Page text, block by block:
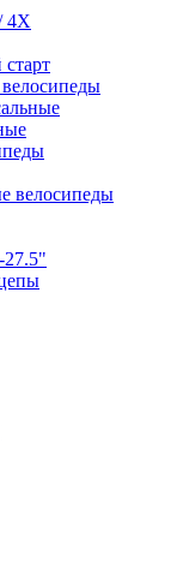
4X
велосипеды
27.5"